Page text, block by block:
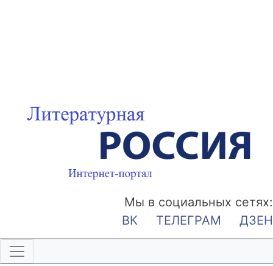
Мы в социальных сетях:
ВК
ТЕЛЕГРАМ ДЗЕН